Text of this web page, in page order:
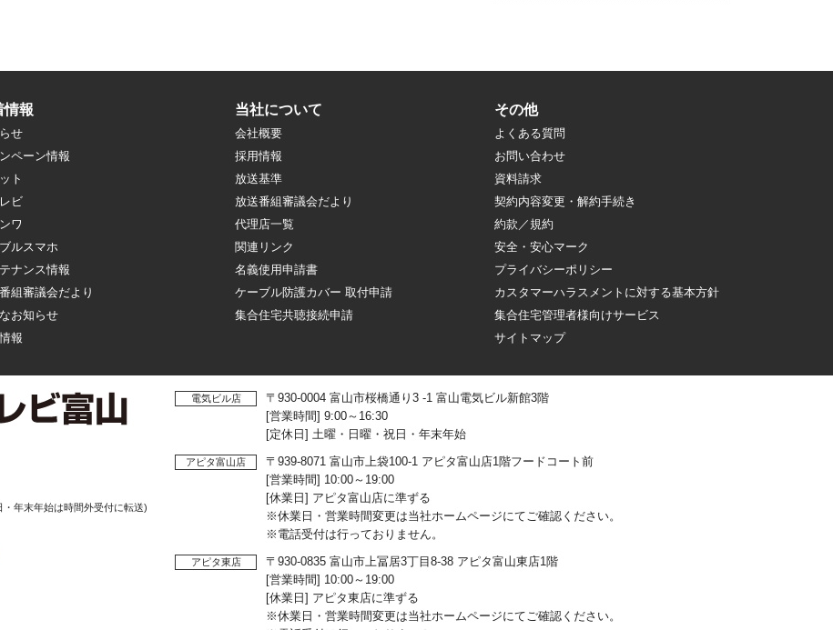
情報
せ
ペーン情報
ト
ビ
ワ
ルスマホ
ナンス情報
組審議会だより
お知らせ
報
当社について
会社概要
採用情報
放送基準
放送番組審議会だより
代理店一覧
関連リンク
名義使用申請書
ケーブル防護カバー 取付申請
集合住宅共聴接続申請
その他
よくある質問
お問い合わせ
資料請求
契約内容変更・解約手続き
約款／規約
安全・安心マーク
プライバシーポリシー
カスタマーハラスメントに対する基本方針
集合住宅管理者様向けサービス
サイトマップ
年末年始は時間外受付に転送)
電気ビル店
〒930-0004 富山市桜橋通り3 -1 富山電気ビル新館3階
[営業時間] 9:00～16:30
[定休日] 土曜・日曜・祝日・年末年始
アピタ富山店
〒939-8071 富山市上袋100-1 アピタ富山店1階フードコート前
[営業時間] 10:00～19:00
[休業日] アピタ富山店に準ずる
※休業日・営業時間変更は当社ホームページにてご確認ください。
※電話受付は行っておりません。
アピタ東店
〒930-0835 富山市上冨居3丁目8-38 アピタ富山東店1階
[営業時間] 10:00～19:00
[休業日] アピタ東店に準ずる
※休業日・営業時間変更は当社ホームページにてご確認ください。